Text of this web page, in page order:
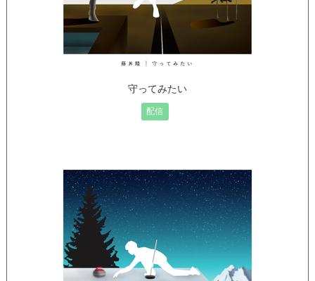
守ってみたい
配信